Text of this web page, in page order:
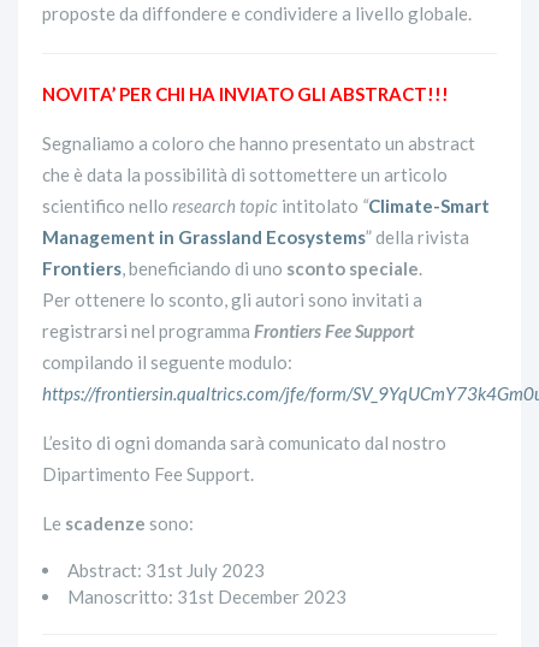
proposte da diffondere e condividere a livello globale.
NOVITA’ PER CHI HA INVIATO GLI ABSTRACT!!!
Segnaliamo a coloro che hanno presentato un abstract
che è data la possibilità di sottomettere un articolo
scientifico nello research topic intitolato “Climate-Smart
Management in Grassland Ecosystems” della rivista
Frontiers , beneficiando di uno sconto speciale
Per ottenere lo sconto, gli autori sono invitati a
registrarsi nel programma Frontiers Fee Support
compilando il seguente modulo:
https://frontiersin.qualtrics.com/jfe/form/
L’esito di ogni domanda sarà comunicato dal nostro
Dipartimento Fee Support.
Le scadenze sono:
Abstract: 31st July 2023
Manoscritto: 31st December 2023